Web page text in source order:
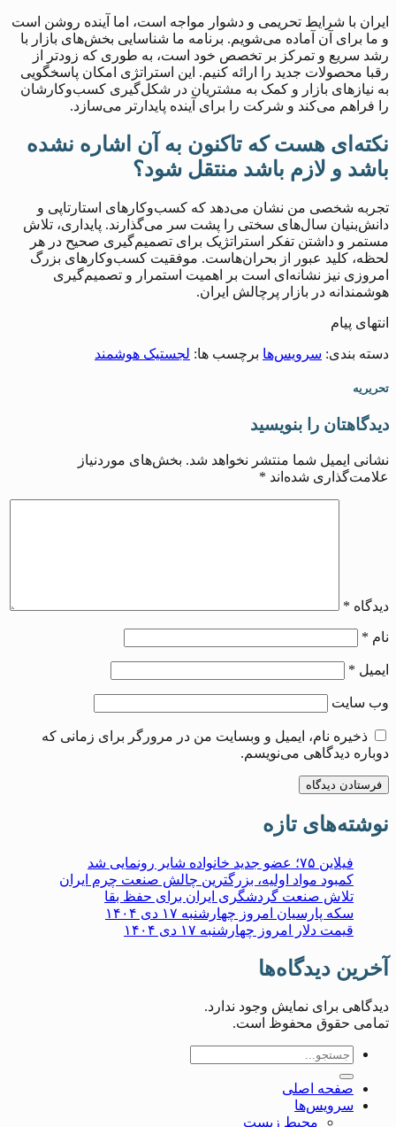
ایران با شرایط تحریمی و دشوار مواجه است، اما آینده روشن است
و ما برای آن آماده می‌شویم. برنامه ما شناسایی بخش‌های بازار با
رشد سریع و تمرکز بر تخصص خود است، به طوری که زودتر از
رقبا محصولات جدید را ارائه کنیم. این استراتژی امکان پاسخگویی
به نیازهای بازار و کمک به مشتریان در شکل‌گیری کسب‌وکارشان
را فراهم می‌کند و شرکت را برای آینده پایدارتر می‌سازد.
نکته‌ای هست که تاکنون به آن اشاره نشده
باشد و لازم باشد منتقل شود؟
تجربه شخصی من نشان می‌دهد که کسب‌وکارهای استارتاپی و
دانش‌بنیان سال‌های سختی را پشت سر می‌گذارند. پایداری، تلاش
مستمر و داشتن تفکر استراتژیک برای تصمیم‌گیری صحیح در هر
لحظه، کلید عبور از بحران‌هاست. موفقیت کسب‌وکارهای بزرگ
امروزی نیز نشانه‌ای است بر اهمیت استمرار و تصمیم‌گیری
هوشمندانه در بازار پرچالش ایران.
انتهای پیام
دسته بندی: سرویس‌ها برچسب ها: لجستیک هوشمند
تحریریه
دیدگاهتان را بنویسید
نشانی ایمیل شما منتشر نخواهد شد. بخش‌های موردنیاز
علامت‌گذاری شده‌اند *
دیدگاه *
نام *
ایمیل *
وب‌ سایت
ذخیره نام، ایمیل و وبسایت من در مرورگر برای زمانی که
دوباره دیدگاهی می‌نویسم.
نوشته‌های تازه
فیلاین ۷۵؛ عضو جدید خانواده شایر رونمایی شد
کمبود مواد اولیه، بزرگترین چالش صنعت چرم ایران
تلاش صنعت گردشگری ایران برای حفظ بقا
سکه پارسیان امروز چهارشنبه ۱۷ دی ۱۴۰۴
قیمت دلار امروز چهارشنبه ۱۷ دی ۱۴۰۴
آخرین دیدگاه‌ها
دیدگاهی برای نمایش وجود ندارد.
تمامی حقوق محفوظ است.
صفحه اصلی
سرویس‌ها
محیط زیست